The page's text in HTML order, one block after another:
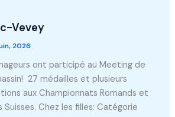
Vevey
2026
ont participé au Meeting de
27 médailles et plusieurs
aux Championnats Romands et
Suisses. Chez les filles: Catégorie